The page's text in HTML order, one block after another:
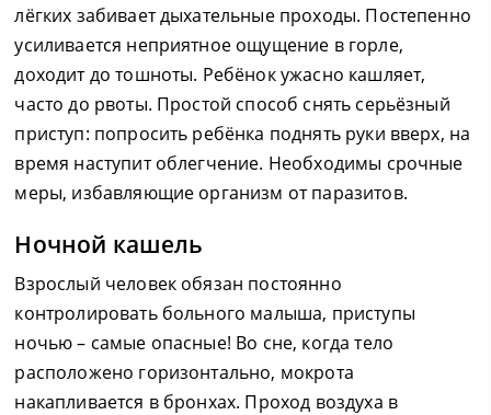
лёгких забивает дыхательные проходы. Постепенно
усиливается неприятное ощущение в горле,
доходит до тошноты. Ребёнок ужасно кашляет,
часто до рвоты. Простой способ снять серьёзный
приступ: попросить ребёнка поднять руки вверх, на
время наступит облегчение. Необходимы срочные
меры, избавляющие организм от паразитов.
Ночной кашель
Взрослый человек обязан постоянно
контролировать больного малыша, приступы
ночью – самые опасные! Во сне, когда тело
расположено горизонтально, мокрота
накапливается в бронхах. Проход воздуха в